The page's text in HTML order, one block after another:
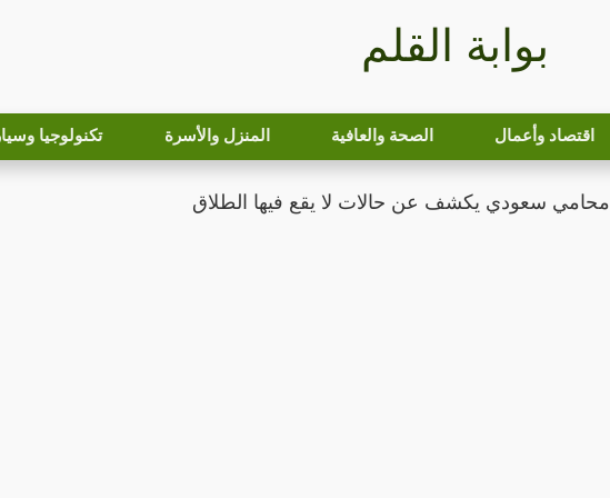
بوابة القلم
اقتصاد وأعمال الصحة والعافية المنزل والأسرة تكنولوجيا
محامي سعودي يكشف عن حالات لا يقع فيها الطلاق